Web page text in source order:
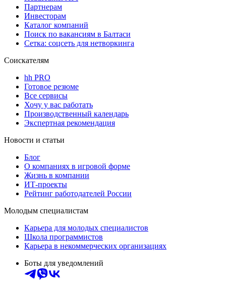
Партнерам
Инвесторам
Каталог компаний
Поиск по вакансиям в Балтаси
Сетка: соцсеть для нетворкинга
Соискателям
hh PRO
Готовое резюме
Все сервисы
Хочу у вас работать
Производственный календарь
Экспертная рекомендация
Новости и статьи
Блог
О компаниях в игровой форме
Жизнь в компании
ИТ-проекты
Рейтинг работодателей России
Молодым специалистам
Карьера для молодых специалистов
Школа программистов
Карьера в некоммерческих организациях
Боты для уведомлений